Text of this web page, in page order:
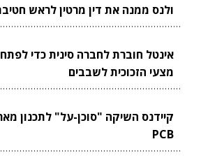
ולנס ממנה את דין מרטין לראש
אינטל חוברת לחברה סינית כדי
מצעי הזכוכית לשבבים
קיידנס השיקה "סוכן-על" לתכנון
PCB